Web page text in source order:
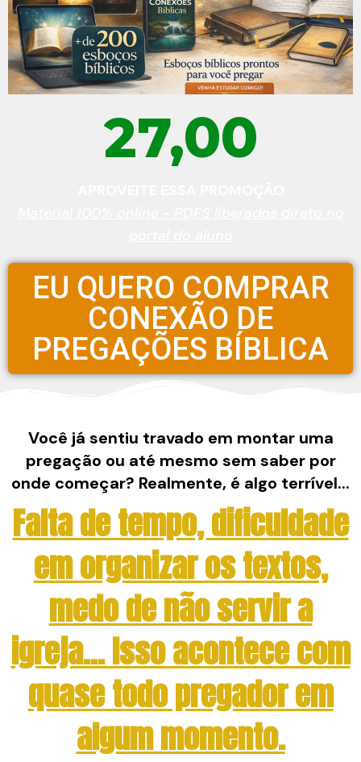
27,00
EU QUERO COMPRAR
CONEXÃO DE
PREGAÇÕES BÍBLICA
Você já sentiu travado em montar uma
pregação ou até mesmo sem saber por
onde começar? Realmente, é algo terrível...
Falta de tempo, dificuldade
em organizar os textos,
medo de não servir a
igreja... Isso acontece com
quase todo pregador em
algum momento.